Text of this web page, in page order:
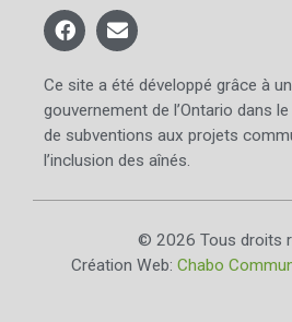
Ce site a été développé grâce à
gouvernement de l’Ontario dans
de subventions aux projets
l’inclusion des aînés.
© 2026 Tous droits
Création Web: Chabo